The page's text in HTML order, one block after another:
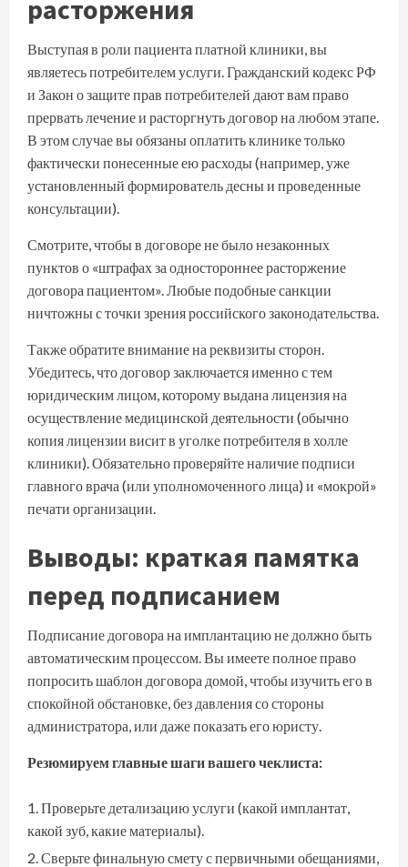
расторжения
Выступая в роли пациента платной клиники, вы
являетесь потребителем услуги. Гражданский кодекс РФ
и Закон о защите прав потребителей дают вам право
прервать лечение и расторгнуть договор на любом этапе.
В этом случае вы обязаны оплатить клинике только
фактически понесенные ею расходы (например, уже
установленный формирователь десны и проведенные
консультации).
Смотрите, чтобы в договоре не было незаконных
пунктов о «штрафах за одностороннее расторжение
договора пациентом». Любые подобные санкции
ничтожны с точки зрения российского законодательства.
Также обратите внимание на реквизиты сторон.
Убедитесь, что договор заключается именно с тем
юридическим лицом, которому выдана лицензия на
осуществление медицинской деятельности (обычно
копия лицензии висит в уголке потребителя в холле
клиники). Обязательно проверяйте наличие подписи
главного врача (или уполномоченного лица) и «мокрой»
печати организации.
Выводы: краткая памятка
перед подписанием
Подписание договора на имплантацию не должно быть
автоматическим процессом. Вы имеете полное право
попросить шаблон договора домой, чтобы изучить его в
спокойной обстановке, без давления со стороны
администратора, или даже показать его юристу.
Резюмируем главные шаги вашего чеклиста:
Проверьте детализацию услуги (какой имплантат,
какой зуб, какие материалы).
Сверьте финальную смету с первичными обещаниями,